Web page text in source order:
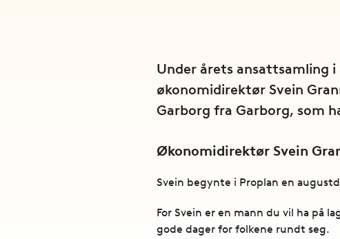
Under årets ansattsamling
økonomidirektør Svein
Garborg fra Garborg, som
Økonomidirektør Svein
Svein begynte i Proplan en
For Svein er en mann du vil ha på
gode dager for folkene rundt seg.